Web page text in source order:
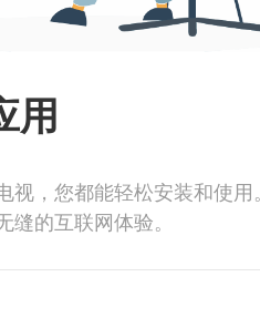
用
，您都能轻松安装和使用。
的互联网体验。